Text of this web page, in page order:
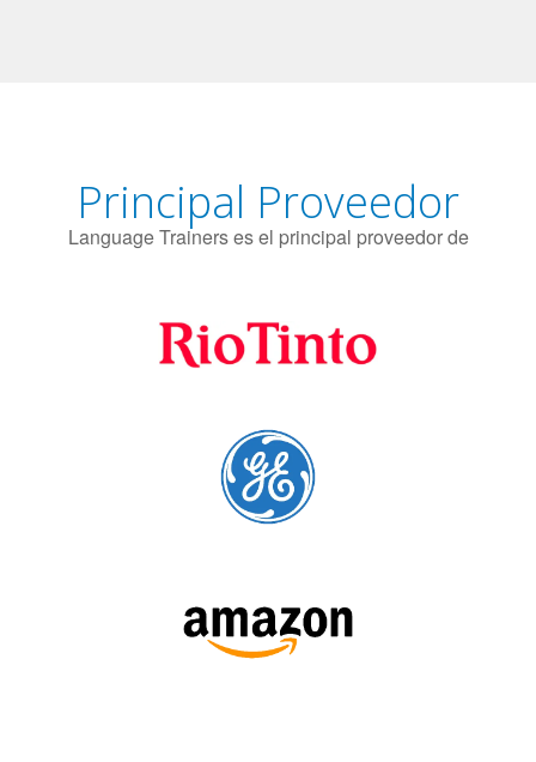
Principal Proveedor
Language Trainers es el principal proveedor de